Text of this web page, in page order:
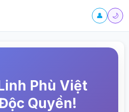
👤 🌙
Phù Việt
Quyền!